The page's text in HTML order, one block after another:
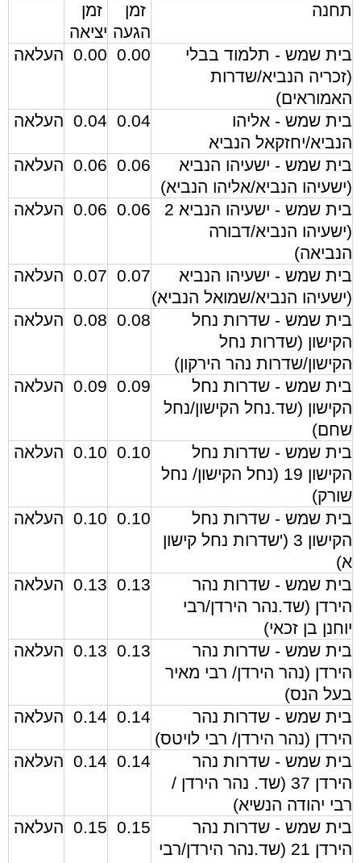
תחנה
זמן
הגעה
זמן
יציאה
בית שמש - תלמוד בבלי
(זכריה הנביא/שדרות
האמוראים)
0.00
0.00 העלאה
בית שמש - אליהו
הנביא/יחזקאל הנביא
0.04
0.04 העלאה
בית שמש - ישעיהו הנביא
(ישעיהו הנביא/אליהו הנביא)
0.06
0.06 העלאה
בית שמש - ישעיהו הנביא 2
(ישעיהו הנביא/דבורה
הנביאה)
0.06
0.06 העלאה
בית שמש - ישעיהו הנביא
(ישעיהו הנביא/שמואל הנביא)
0.07
0.07 העלאה
בית שמש - שדרות נחל
הקישון (שדרות נחל
הקישון/שדרות נהר הירקון)
0.08
0.08 העלאה
בית שמש - שדרות נחל
הקישון (שד.נחל הקישון/נחל
שחם)
0.09
0.09 העלאה
בית שמש - שדרות נחל
הקישון 19 (נחל הקישון/ נחל
שורק)
0.10
0.10 העלאה
בית שמש - שדרות נחל
הקישון 3 ('שדרות נחל קישון
א)
0.10
0.10 העלאה
בית שמש - שדרות נהר
הירדן (שד.נהר הירדן/רבי
יוחנן בן זכאי)
0.13
0.13 העלאה
בית שמש - שדרות נהר
הירדן (נהר הירדן/ רבי מאיר
בעל הנס)
0.13
0.13 העלאה
בית שמש - שדרות נהר
הירדן (נהר הירדן/ רבי לויטס)
0.14
0.14 העלאה
בית שמש - שדרות נהר
הירדן 37 (שד. נהר הירדן /
רבי יהודה הנשיא)
0.14
0.14 העלאה
בית שמש - שדרות נהר
הירדן 21 (שד.נהר הירדן/רבי
0.15
0.15 העלאה